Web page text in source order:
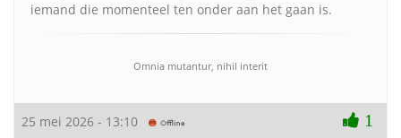
iemand die momenteel ten onder aan het gaan is.
Omnia mutantur, nihil interit
25 mei 2026 - 13:10 1